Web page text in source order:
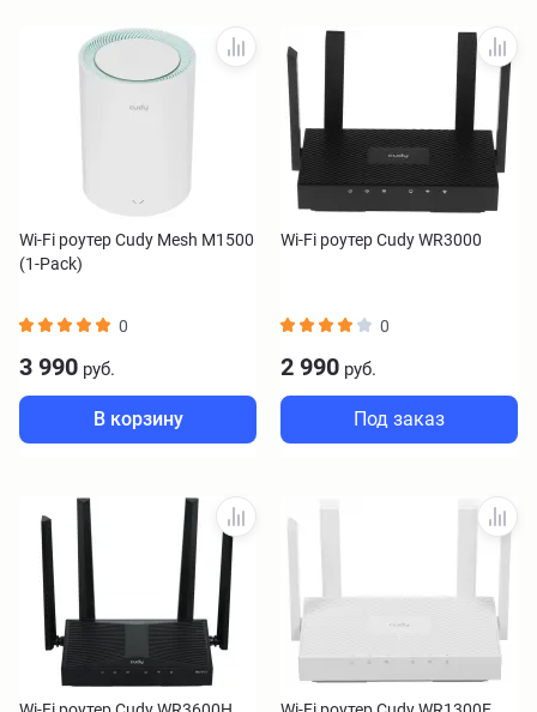
Wi-Fi роутер Cudy Mesh M1500
(1-Pack)
0
3 990 руб.
В корзину
Wi-Fi роутер Cudy WR3000
0
2 990 руб.
Под заказ